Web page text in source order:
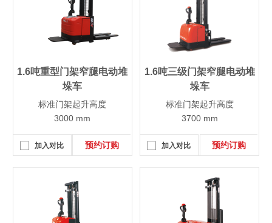
1.6吨重型门架窄腿电动堆
垛车
标准门架起升高度
3000 mm
加入对比 预约订购
1.6吨三级门架窄腿电动堆
垛车
标准门架起升高度
3700 mm
加入对比 预约订购